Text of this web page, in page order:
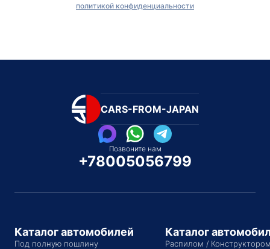
политикой конфиденциальности
CARS-FROM-JAPAN
Позвоните нам
+78005056799
Каталог автомобилей
Под полную пошлину
Каталог
Распилом /